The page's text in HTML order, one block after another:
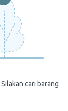
cari barang